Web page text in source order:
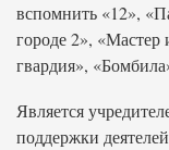
вспомнить «12»,
городе 2»,
гвардия»,
Является
поддержки